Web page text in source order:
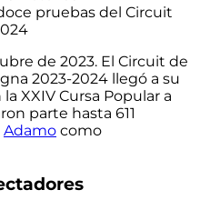
pruebas del Circuit
de 2023. El Circuit de
2023-2024 llegó a su
la XXIV Cursa Popular a
parte hasta 611
Adamo como